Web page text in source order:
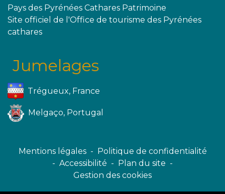
Pays des Pyrénées Cathares Patrimoine
Site officiel de l'Office de tourisme des Pyrénées
cathares
Jumelages
Trégueux, France
Melgaço, Portugal
Mentions légales - Politique de confidentialité
- Accessibilité - Plan du site -
Gestion des cookies